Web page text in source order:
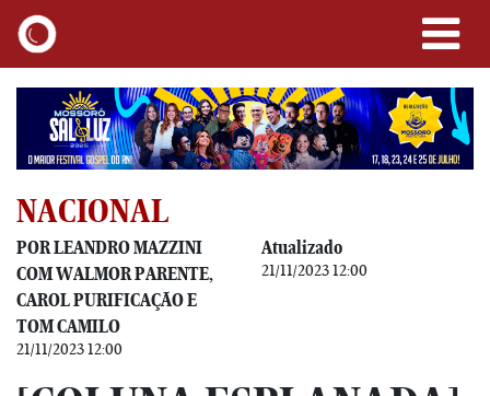
NACIONAL
POR LEANDRO MAZZINI
COM WALMOR PARENTE,
CAROL PURIFICAÇÃO E
TOM CAMILO
21/11/2023 12:00
Atualizado
21/11/2023 12:00